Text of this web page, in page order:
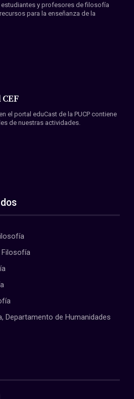
y profesores de filosofía
para la enseñanza de la
el portal eduCast de la PUCP contiene
de nuestras actividades.
Filosofía
Departamento de Humanidades